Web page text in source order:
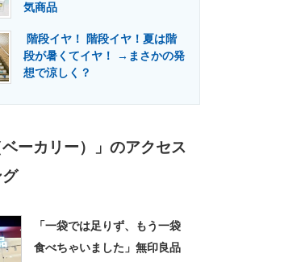
気商品
階段イヤ！ 階段イヤ！夏は階
段が暑くてイヤ！ →まさかの発
想で涼しく？
ベーカリー）」のアクセス
「一袋では足りず、もう一袋
食べちゃいました」無印良品